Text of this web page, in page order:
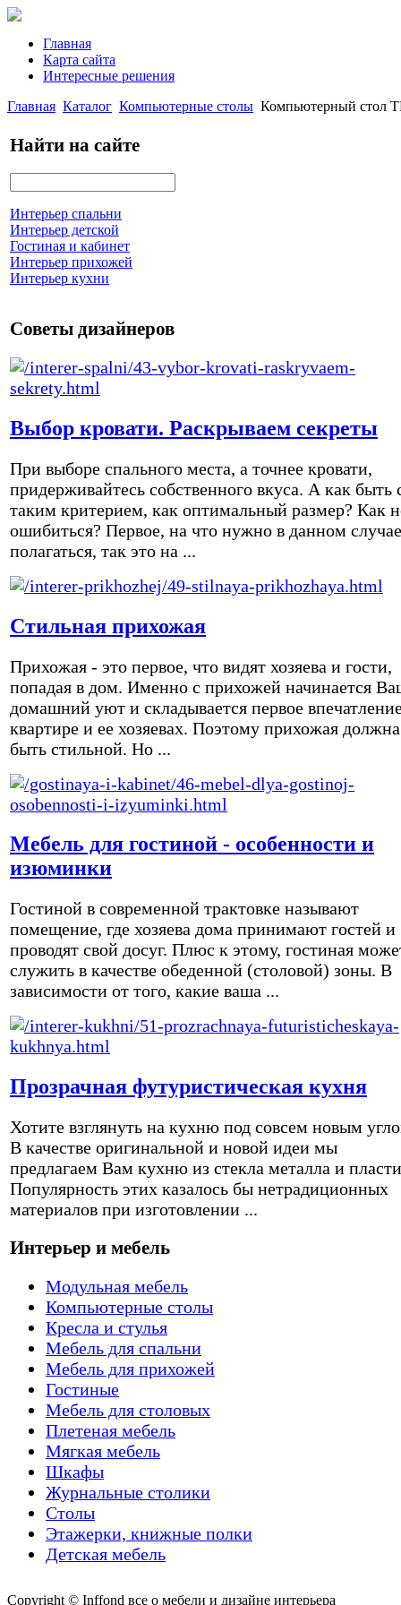
Главная
Карта сайта
Интересные решения
Главная Каталог Компьютерные столы Компьютерный стол
Найти на сайте
Интерьер спальни
Интерьер детской
Гостиная и кабинет
Интерьер прихожей
Интерьер кухни
Советы дизайнеров
Выбор кровати. Раскрываем секреты
При выборе спального места, а точнее кровати,
придерживайтесь собственного вкуса. А как быть
таким критерием, как оптимальный размер? Как
ошибиться? Первое, на что нужно в данном случае
полагаться, так это на ...
Стильная прихожая
Прихожая - это первое, что видят хозяева и гости,
попадая в дом. Именно с прихожей начинается
домашний уют и складывается первое
квартире и ее хозяевах. Поэтому прихожая должна
быть стильной. Но ...
Мебель для гостиной - особенности и
изюминки
Гостиной в современной трактовке называют
помещение, где хозяева дома принимают гостей и
проводят свой досуг. Плюс к этому, гостиная
служить в качестве обеденной (столовой) зоны. В
зависимости от того, какие ваша ...
Прозрачная футуристическая кухня
Хотите взглянуть на кухню под совсем новым
В качестве оригинальной и новой идеи мы
предлагаем Вам кухню из стекла металла и
Популярность этих казалось бы нетрадиционных
материалов при изготовлении ...
Интерьер и мебель
Модульная мебель
Компьютерные столы
Кресла и стулья
Мебель для спальни
Мебель для прихожей
Гостиные
Мебель для столовых
Плетеная мебель
Мягкая мебель
Шкафы
Журнальные столики
Столы
Этажерки, книжные полки
Детская мебель
Copyright © Inffond все о мебели и дизайне интерьера